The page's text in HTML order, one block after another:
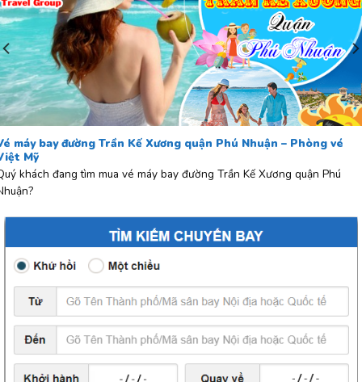
máy bay đường Trần Kế Xương quận Phú Nhuận – Phòng vé
Mỹ
khách đang tìm mua vé máy bay đường Trần Kế Xương quận Phú